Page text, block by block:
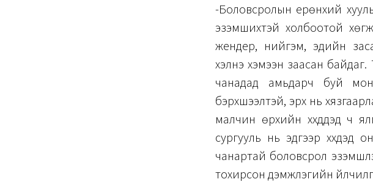
-Боловсролын ерөнхий
эзэмшихтэй холбоотой
жендер, нийгэм, эдийн
хэлнэ хэмээн заасан
чанадад амьдарч буй
бэрхшээлтэй, эрх нь
малчин өрхийн хүүхдүүдэд ч
сургууль нь эдгээр хүүхдэд
чанартай боловсрол
тохирсон дэмжлэгийн